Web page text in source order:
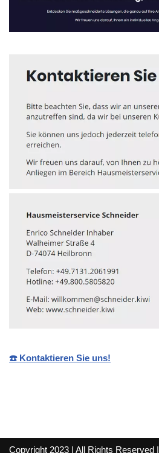
☎️ Kontaktieren Sie uns!
Copyright 2023 | All Rights Reserved |